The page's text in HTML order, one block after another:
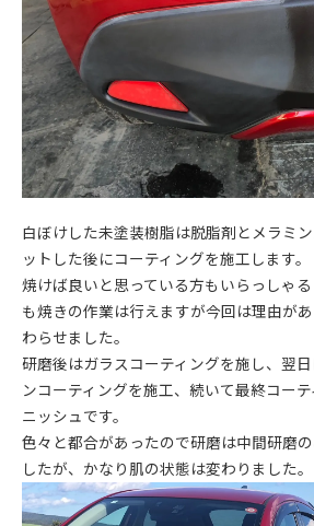
白ぼけした未塗装樹脂は脱脂剤とメラミ
ットした後にコーティングを施工します。
焼けば良いと思っている方もいらっしゃ
も焼きの作業は行えますが今回は理由が
わらせました。
研磨後はガラスコーティングを施し、翌
ンコーティングを施工、続いて最終コー
ニッシュです。
色々と都合があったので研磨は中間研磨
したが、かなり肌の状態は変わりました。